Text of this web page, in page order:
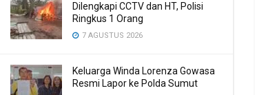
Dilengkapi CCTV dan HT, Polisi
Ringkus 1 Orang
7 AGUSTUS 2026
Keluarga Winda Lorenza Gowasa
Resmi Lapor ke Polda Sumut